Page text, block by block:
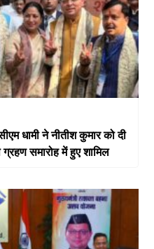
ने नीतीश कुमार को दी
समारोह में हुए शामिल